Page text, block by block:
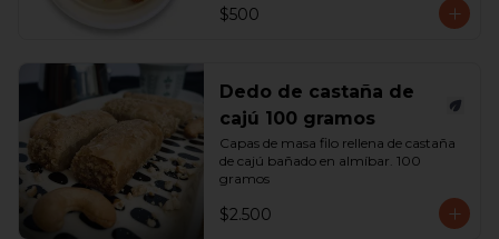
$500
Dedo de castaña de
cajú 100 gramos
Capas de masa filo rellena de castaña
de cajú bañado en almíbar. 100
gramos
$2.500